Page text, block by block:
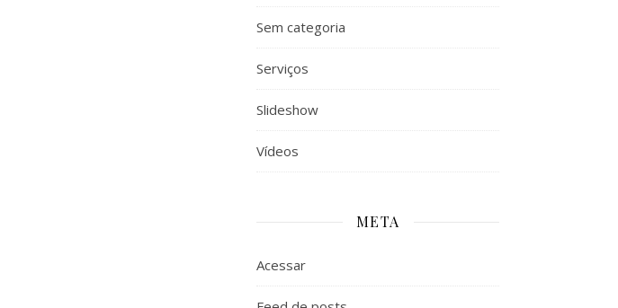
Sem categoria
Serviços
Slideshow
Vídeos
META
Acessar